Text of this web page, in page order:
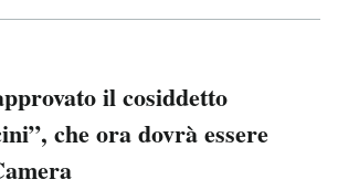
il cosiddetto
che ora dovrà essere